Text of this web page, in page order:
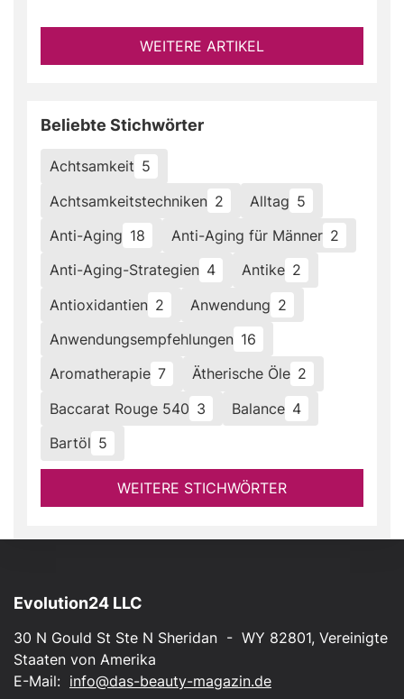
WEITERE ARTIKEL
Beliebte Stichwörter
Achtsamkeit 5
Achtsamkeitstechniken 2 Alltag 5
Anti-Aging 18 Anti-Aging für Männer 2
Anti-Aging-Strategien 4 Antike 2
Antioxidantien 2 Anwendung 2
Anwendungsempfehlungen 16
Aromatherapie 7 Ätherische Öle 2
Baccarat Rouge 540 3 Balance 4
Bartöl 5
WEITERE STICHWÖRTER
Evolution24 LLC
30 N Gould St Ste N Sheridan - WY 82801, Vereinigte
Staaten von Amerika
E-Mail: info@das-beauty-magazin.de